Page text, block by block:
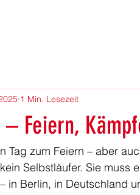
Feiern,
1 Min. Lesezeit
Tag zum Feiern – aber
Selbstläufer. Sie muss
in Berlin, in Deutschland